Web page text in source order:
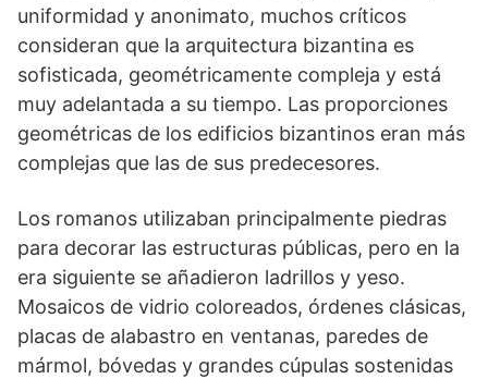
uniformidad y anonimato, muchos críticos
consideran que la arquitectura bizantina es
sofisticada, geométricamente compleja y está
muy adelantada a su tiempo. Las proporciones
geométricas de los edificios bizantinos eran más
complejas que las de sus predecesores.
Los romanos utilizaban principalmente piedras
para decorar las estructuras públicas, pero en la
era siguiente se añadieron ladrillos y yeso.
Mosaicos de vidrio coloreados, órdenes clásicas,
placas de alabastro en ventanas, paredes de
mármol, bóvedas y grandes cúpulas sostenidas